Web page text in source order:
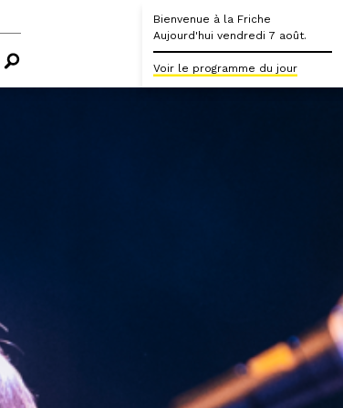
Bienvenue à la Friche
Aujourd'hui vendredi 7 août.
Voir le programme du jour